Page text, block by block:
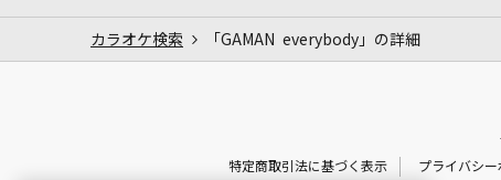
カラオケ検索 「GAMAN everybody」の詳細
特定商取引法に基づく表示
プライバシー